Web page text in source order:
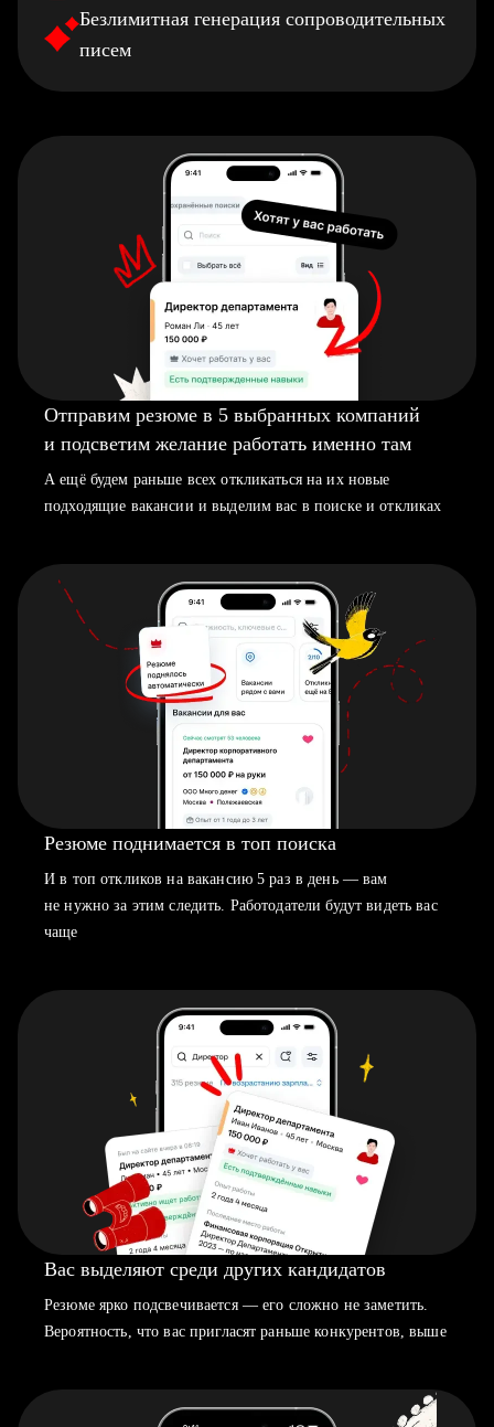
Безлимитная генерация сопроводительных
писем
Отправим резюме в 5 выбранных компаний
и подсветим желание работать именно там
А ещё будем раньше всех откликаться на их новые
подходящие вакансии и выделим вас в поиске и откликах
Резюме поднимается в топ поиска
И в топ откликов на вакансию 5 раз в день — вам
не нужно за этим следить. Работодатели будут видеть вас
чаще
Вас выделяют среди других кандидатов
Резюме ярко подсвечивается — его сложно не заметить.
Вероятность, что вас пригласят раньше конкурентов, выше